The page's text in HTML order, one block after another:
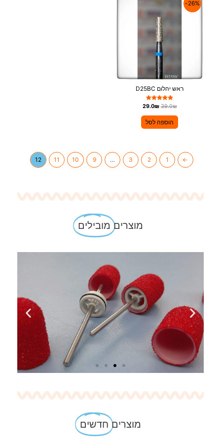
26%-
ראש יהלום D25BC
דורג
מתוך 5
39.0₪
29.0₪
הוספה לסל
→
1
2
3
…
9
10
11
12
מוצרים מובילים
מוצרים חדשים